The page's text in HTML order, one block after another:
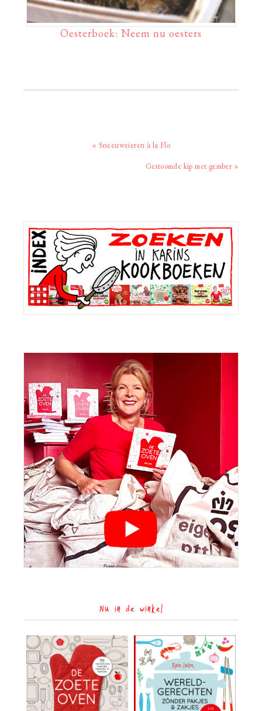
Oesterboek: Neem nu oesters
Vorig
« Sneeuweieren à la Flo
Volgend
Gestoomde kip met gember »
Primaire
Sidebar
Nu in de winkel